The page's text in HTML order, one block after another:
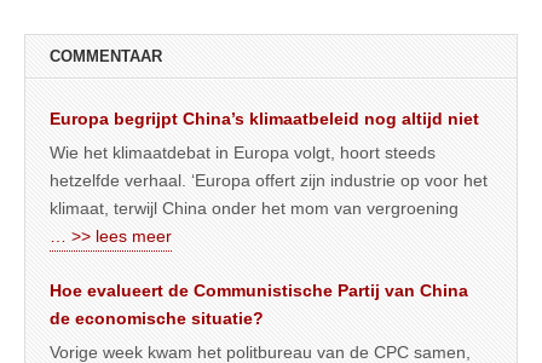
COMMENTAAR
Europa begrijpt China’s klimaatbeleid nog altijd niet
Wie het klimaatdebat in Europa volgt, hoort steeds
hetzelfde verhaal. ‘Europa offert zijn industrie op voor het
klimaat, terwijl China onder het mom van vergroening
… >> lees meer
Hoe evalueert de Communistische Partij van China
de economische situatie?
Vorige week kwam het politbureau van de CPC samen,